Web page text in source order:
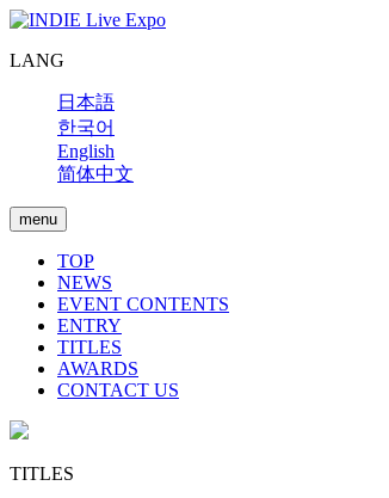
LANG
日本語
한국어
English
简体中文
menu
TOP
NEWS
EVENT CONTENTS
ENTRY
TITLES
AWARDS
CONTACT US
TITLES